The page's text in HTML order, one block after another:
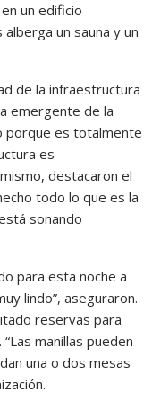
un edificio
un sauna y un
de la infraestructura
emergente de la
porque es totalmente
es
destacaron el
todo lo que es la
sonando
para esta noche a
lindo”, aseguraron.
reservas para
manillas pueden
una o dos mesas